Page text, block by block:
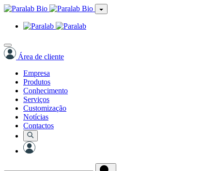
Área de cliente
Empresa
Produtos
Conhecimento
Serviços
Customização
Notícias
Contactos